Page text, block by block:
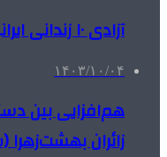
آزادی ۱۰ زندانی ایرانی در قطر
۱۴۰۳/۱۰/۰۴
هم‌افزایی بین
زائران